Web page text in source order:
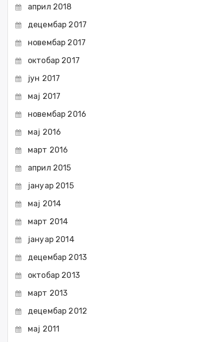
април 2018
децембар 2017
новембар 2017
октобар 2017
јун 2017
мај 2017
новембар 2016
мај 2016
март 2016
април 2015
јануар 2015
мај 2014
март 2014
јануар 2014
децембар 2013
октобар 2013
март 2013
децембар 2012
мај 2011